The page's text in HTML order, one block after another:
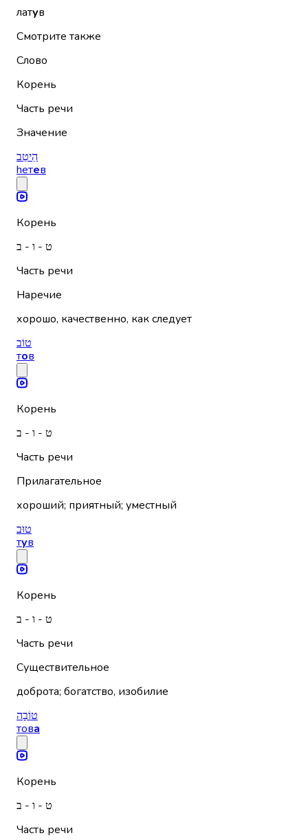
латув
Смотрите также
Слово
Корень
Часть речи
Значение
הֵיטֵב
hетев
Корень
ט - ו - ב
Часть речи
Наречие
хорошо, качественно, как следует
טוֹב
тов
Корень
ט - ו - ב
Часть речи
Прилагательное
хороший; приятный; уместный
טוּב
тув
Корень
ט - ו - ב
Часть речи
Существительное
доброта; богатство, изобилие
טוֹבָה
това
Корень
ט - ו - ב
Часть речи